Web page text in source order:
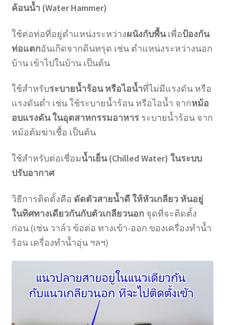
ค้อนน้ำ (Water Hammer)
ใช้ต่อท่อที่อยู่ตำแหน่งระหว่างผนังกับพื้นเพื่อป้องกัน
ท่อแตกอันเกิดจากดินทรุด เช่น ตำแหน่งระหว่างนอก
บ้าน เข้าไปในบ้าน เป็นต้น
ใช้สำหรับระบายน้ำร้อน หรือไอน้ำที่ไม่มีแรงดัน หรือ
แรงดันต่ำ เช่น ใช้ระบายน้ำร้อน หรือไอน้ำ จากหม้อ
อบแรงดัน ในอุตสาหกรรมอาหารระบายน้ำร้อน จาก
หม้อต้มฆ่าเชื้อ เป็นต้น
ใช้สำหรับต่อเชื่อมน้ำเย็น (Chilled Water) ในระบบ
ปรับอากาศ
วิธีการติดตั้งคือ ดัดตัวสายน้ำดี ให้หัวเกลียว หันอยู่
ในทิศทางเดียวกันกับตัวเกลียวนอกจุดที่จะติดตั้ง
ก่อน (เช่น วาล์ว ข้อต่อ ทางเข้า-ออก ของเครื่องทำน้ำ
ร้อน เครื่องทำน้ำอุ่น ฯลฯ)